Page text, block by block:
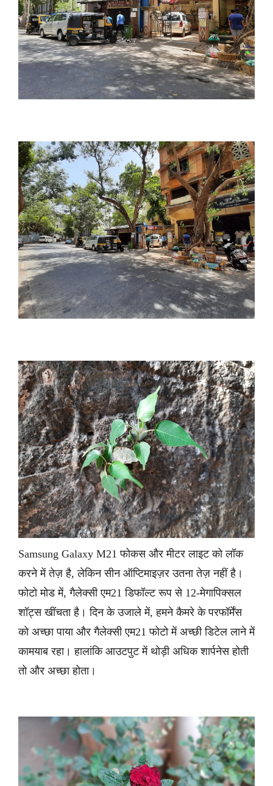
Samsung Galaxy M21 फोकस और मीटर लाइट को लॉक
करने में तेज़ है, लेकिन सीन ऑप्टिमाइज़र उतना तेज़ नहीं है।
फोटो मोड में, गैलेक्सी एम21 डिफॉल्ट रूप से 12-मेगापिक्सल
शॉट्स खींचता है। दिन के उजाले में, हमने कैमरे के परफॉर्मेंस
को अच्छा पाया और गैलेक्सी एम21 फोटो में अच्छी डिटेल लाने में
कामयाब रहा। हालांकि आउटपुट में थोड़ी अधिक शार्पनेस होती
तो और अच्छा होता।